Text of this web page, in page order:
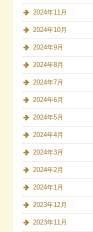
2024年11月
2024年10月
2024年9月
2024年8月
2024年7月
2024年6月
2024年5月
2024年4月
2024年3月
2024年2月
2024年1月
2023年12月
2023年11月